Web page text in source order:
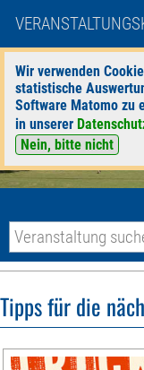
Wir verwenden
statistische
Software Matomo zu
in unserer
Nein, bitte nicht
Tipps für die